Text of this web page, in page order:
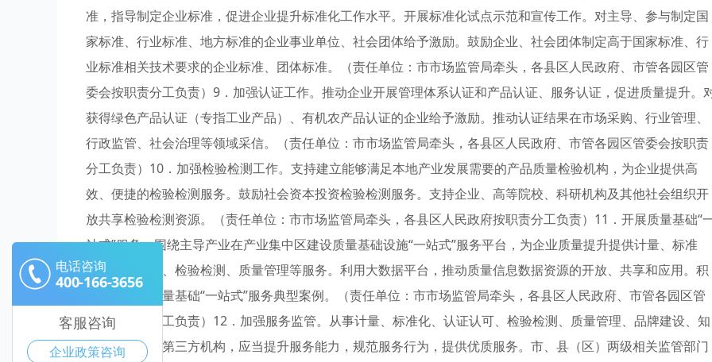
准，指导制定企业标准，促进企业提升标准化工作水平。开展标准化试点示范和宣传工作。对主导、参与制定国
家标准、行业标准、地方标准的企业事业单位、社会团体给予激励。鼓励企业、社会团体制定高于国家标准、行
业标准相关技术要求的企业标准、团体标准。（责任单位：市市场监管局牵头，各县区人民政府、市管各园区管
委会按职责分工负责）9．加强认证工作。推动企业开展管理体系认证和产品认证、服务认证，促进质量提升。
获得绿色产品认证（专指工业产品）、有机农产品认证的企业给予激励。推动认证结果在市场采购、行业管理、
行政监管、社会治理等领域采信。（责任单位：市市场监管局牵头，各县区人民政府、市管各园区管委会按职责
分工负责）10．加强检验检测工作。支持建立能够满足本地产业发展需要的产品质量检验机构，为企业提供高
效、便捷的检验检测服务。鼓励社会资本投资检验检测服务。支持企业、高等院校、科研机构及其他社会组织开
放共享检验检测资源。（责任单位：市市场监管局牵头，各县区人民政府按职责分工负责）11．开展质量基础“
站式”服务。围绕主导产业在产业集中区建设质量基础设施“一站式”服务平台，为企业质量提升提供计量、标准
化、认证认可、检验检测、质量管理等服务。利用大数据平台，推动质量信息数据资源的开放、共享和应用。积
极争取省级质量基础“一站式”服务典型案例。（责任单位：市市场监管局牵头，各县区人民政府、市管各园区管
委会按职责分工负责）12．加强服务监管。从事计量、标准化、认证认可、检验检测、质量管理、品牌建设、知
识产权服务的第三方机构，应当提升服务能力，规范服务行为，提供优质服务。市、县（区）两级相关监管部门
电话咨询
400-166-3656
客服咨询
企业政策咨询